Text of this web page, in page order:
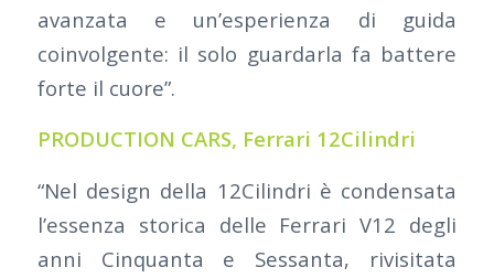
avanzata e un’esperienza di guida
coinvolgente: il solo guardarla fa battere
forte il cuore”.
PRODUCTION CARS, Ferrari 12Cilindri
“Nel design della 12Cilindri è condensata
l’essenza storica delle Ferrari V12 degli
anni Cinquanta e Sessanta, rivisitata